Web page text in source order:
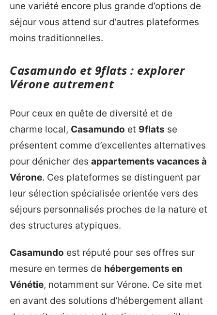
une variété encore plus grande d’options de
séjour vous attend sur d’autres plateformes
moins traditionnelles.
Casamundo et 9flats : explorer
Vérone autrement
Pour ceux en quête de diversité et de
charme local, Casamundo et 9flats se
présentent comme d’excellentes alternatives
pour dénicher des appartements vacances à
Vérone. Ces plateformes se distinguent par
leur sélection spécialisée orientée vers des
séjours personnalisés proches de la nature et
des structures atypiques.
Casamundo est réputé pour ses offres sur
mesure en termes de hébergements en
Vénétie, notamment sur Vérone. Ce site met
en avant des solutions d’hébergement allant